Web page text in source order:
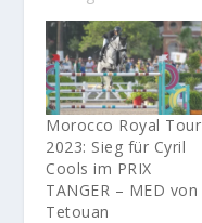
Morocco Royal Tour
2023: Sieg für Cyril
Cools im PRIX
TANGER – MED von
Tetouan